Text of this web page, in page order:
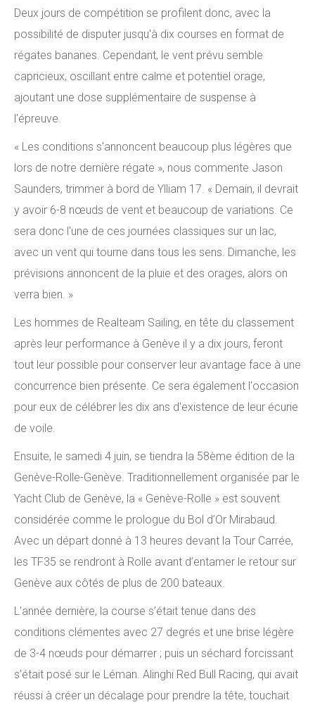
Deux jours de compétition se profilent donc, avec la
possibilité de disputer jusqu'à dix courses en format de
régates bananes. Cependant, le vent prévu semble
capricieux, oscillant entre calme et potentiel orage,
ajoutant une dose supplémentaire de suspense à
l'épreuve.
« Les conditions s'annoncent beaucoup plus légères que
lors de notre dernière régate », nous commente Jason
Saunders, trimmer à bord de Ylliam 17. « Demain, il devrait
y avoir 6-8 nœuds de vent et beaucoup de variations. Ce
sera donc l'une de ces journées classiques sur un lac,
avec un vent qui tourne dans tous les sens. Dimanche, les
prévisions annoncent de la pluie et des orages, alors on
verra bien. »
Les hommes de Realteam Sailing, en tête du classement
après leur performance à Genève il y a dix jours, feront
tout leur possible pour conserver leur avantage face à une
concurrence bien présente. Ce sera également l'occasion
pour eux de célébrer les dix ans d'existence de leur écurie
de voile.
Ensuite, le samedi 4 juin, se tiendra la 58ème édition de la
Genève-Rolle-Genève. Traditionnellement organisée par le
Yacht Club de Genève, la « Genève-Rolle » est souvent
considérée comme le prologue du Bol d’Or Mirabaud.
Avec un départ donné à 13 heures devant la Tour Carrée,
les TF35 se rendront à Rolle avant d’entamer le retour sur
Genève aux côtés de plus de 200 bateaux.
L'année dernière, la course s’était tenue dans des
conditions clémentes avec 27 degrés et une brise légère
de 3-4 nœuds pour démarrer ; puis un séchard forcissant
s’était posé sur le Léman. Alinghi Red Bull Racing, qui avait
réussi à créer un décalage pour prendre la tête, touchait